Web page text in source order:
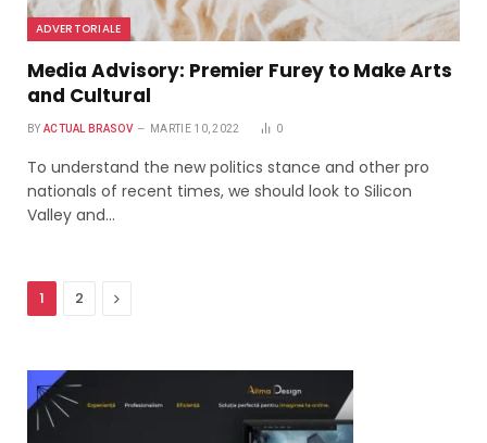
ADVERTORIALE
Media Advisory: Premier Furey to Make Arts
and Cultural
BY ACTUAL BRASOV MARTIE 10, 2022 0
To understand the new politics stance and other pro
nationals of recent times, we should look to Silicon
Valley and…
1 2 Next